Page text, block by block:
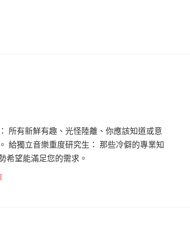
所有新鮮有趣、光怪陸離、你應該知道或意
給獨立音樂重度研究生： 那些冷僻的專業知
希望能滿足您的需求。